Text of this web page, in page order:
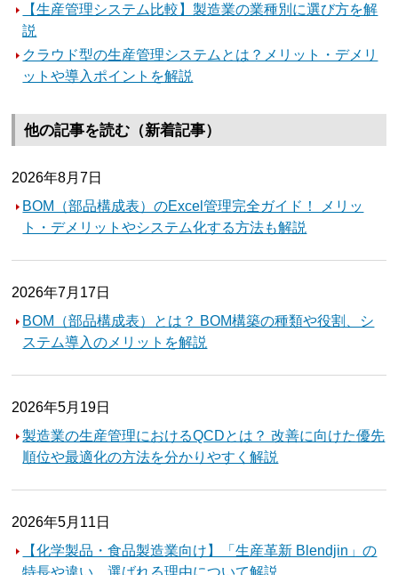
【生産管理システム比較】製造業の業種別に選び方を解
説
クラウド型の生産管理システムとは？メリット・デメリ
ットや導入ポイントを解説
他の記事を読む（新着記事）
2026年8月7日
BOM（部品構成表）のExcel管理完全ガイド！ メリッ
ト・デメリットやシステム化する方法も解説
2026年7月17日
BOM（部品構成表）とは？ BOM構築の種類や役割、シ
ステム導入のメリットを解説
2026年5月19日
製造業の生産管理におけるQCDとは？ 改善に向けた優先
順位や最適化の方法を分かりやすく解説
2026年5月11日
【化学製品・食品製造業向け】「生産革新 Blendjin」の